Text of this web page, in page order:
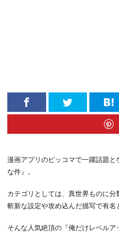
漫画アプリのピッコマで一躍話題
な件』。
カテゴリとしては、異世界ものに分
斬新な設定や攻め込んだ描写で有名
そんな人気絶頂の『俺だけレベル